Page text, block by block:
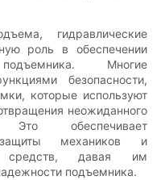
гидравлические
роль в обеспечении
Многие
безопасности,
которые используют
неожиданного
Это обеспечивает
защиты механиков и
средств, давая им
подъемника.